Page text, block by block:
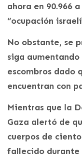
ahora en 90.966
“ocupación
No obstante, se
siga
escombros dado
encuentran con
Mientras que la
Gaza alertó de
cuerpos de
fallecido durante